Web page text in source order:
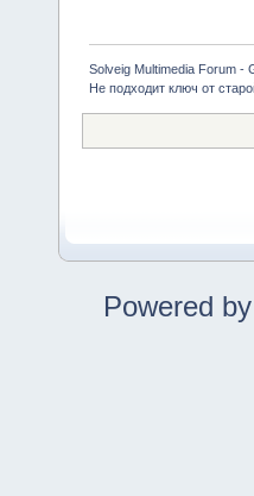
Solveig Multimedia Forum -
Не подходит ключ от
Powered